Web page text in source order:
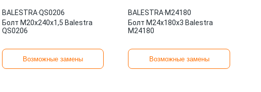
BALESTRA·QS0206
Болт М20х240x1,5 Balestra
QS0206
Возможные замены
BALESTRA·M24180
Болт М24х180x3 Balestra
M24180
Возможные замены